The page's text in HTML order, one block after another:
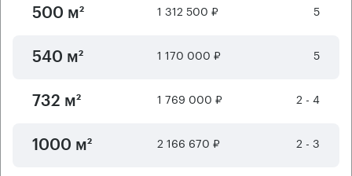
500 м² 1 312 500 ₽ 5
540 м² 1 170 000 ₽ 5
732 м² 1 769 000 ₽ 2 - 4
1000 м² 2 166 670 ₽ 2 - 3